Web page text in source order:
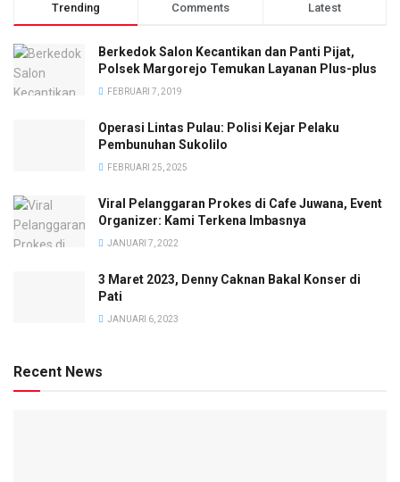
Trending Comments Latest
Berkedok Salon Kecantikan dan Panti Pijat,
Polsek Margorejo Temukan Layanan Plus-plus
FEBRUARI 7, 2019
Operasi Lintas Pulau: Polisi Kejar Pelaku
Pembunuhan Sukolilo
FEBRUARI 25, 2025
Viral Pelanggaran Prokes di Cafe Juwana, Event
Organizer: Kami Terkena Imbasnya
JANUARI 7, 2022
3 Maret 2023, Denny Caknan Bakal Konser di
Pati
JANUARI 6, 2023
Recent News